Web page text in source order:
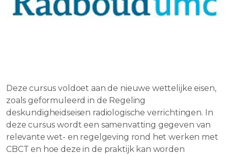
Deze cursus voldoet aan de nieuwe wettelijke eisen,
zoals geformuleerd in de Regeling
deskundigheidseisen radiologische verrichtingen. In
deze cursus wordt een samenvatting gegeven van
relevante wet- en regelgeving rond het werken met
CBCT en hoe deze in de praktijk kan worden